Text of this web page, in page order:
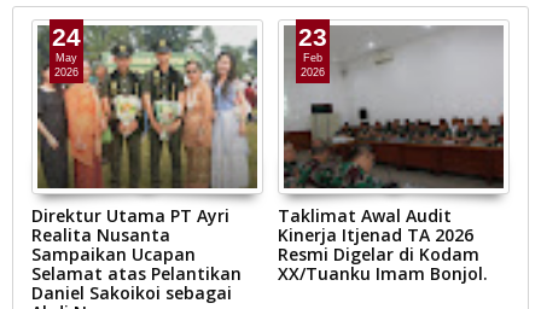
24
May
2026
Direktur Utama PT Ayri
Realita Nusanta
Sampaikan Ucapan
Selamat atas Pelantikan
Daniel Sakoikoi sebagai
23
Feb
2026
Taklimat Awal Audit
Kinerja Itjenad TA 2026
Resmi Digelar di Kodam
XX/Tuanku Imam Bonjol.